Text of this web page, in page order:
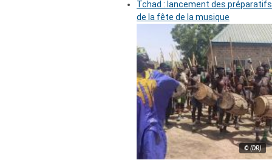
Tchad : lancement des préparatifs
de la fête de la musique
© (DR)